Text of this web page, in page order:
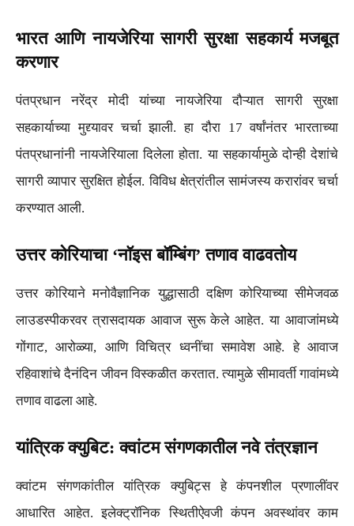
भारत आणि नायजेरिया सागरी सुरक्षा सहकार्य मजबूत
करणार
पंतप्रधान नरेंद्र मोदी यांच्या नायजेरिया दौऱ्यात सागरी सुरक्षा
सहकार्याच्या मुद्द्यावर चर्चा झाली. हा दौरा 17 वर्षांनंतर भारताच्या
पंतप्रधानांनी नायजेरियाला दिलेला होता. या सहकार्यामुळे दोन्ही देशांचे
सागरी व्यापार सुरक्षित होईल. विविध क्षेत्रांतील सामंजस्य करारांवर चर्चा
करण्यात आली.
उत्तर कोरियाचा ‘नॉइस बॉम्बिंग’ तणाव वाढवतोय
उत्तर कोरियाने मनोवैज्ञानिक युद्धासाठी दक्षिण कोरियाच्या सीमेजवळ
लाउडस्पीकरवर त्रासदायक आवाज सुरू केले आहेत. या आवाजांमध्ये
गोंगाट, आरोळ्या, आणि विचित्र ध्वनींचा समावेश आहे. हे आवाज
रहिवाशांचे दैनंदिन जीवन विस्कळीत करतात. त्यामुळे सीमावर्ती गावांमध्ये
तणाव वाढला आहे.
यांत्रिक क्युबिट: क्वांटम संगणकातील नवे तंत्रज्ञान
क्वांटम संगणकांतील यांत्रिक क्युबिट्स हे कंपनशील प्रणालींवर
आधारित आहेत. इलेक्ट्रॉनिक स्थितीऐवजी कंपन अवस्थांवर काम